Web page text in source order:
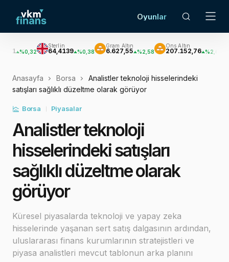
Oyunlar
64,4139 %0,38
Gram Altın
6.627,55 %2,58
Ons Altın
207.152,76 %2,62
Anasayfa Borsa
Analistler teknoloji hisselerindeki
satışları sağlıklı düzeltme olarak görüyor
Borsa Piyasalar
Analistler teknoloji
hisselerindeki satışları
sağlıklı düzeltme olarak
görüyor
Küresel piyasalarda teknoloji ve yapay zeka
hisselerinde yaşanan sert satış dalgasının ardından,
uluslararası finans kurumlarının stratejistleri ve
piyasa analistleri mevcut tablonun arka planını